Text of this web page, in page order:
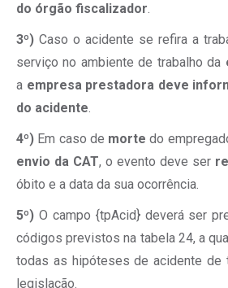
do órgão fiscalizador.
3º) Caso o acidente se refira a
serviço no ambiente de trabalho da
a empresa prestadora deve
do acidente.
4º) Em caso de morte do
envio da CAT, o evento deve ser
óbito e a data da sua ocorrência.
5º) O campo {tpAcid} deverá ser
códigos previstos na tabela 24, a
todas as hipóteses de acidente de
legislação.